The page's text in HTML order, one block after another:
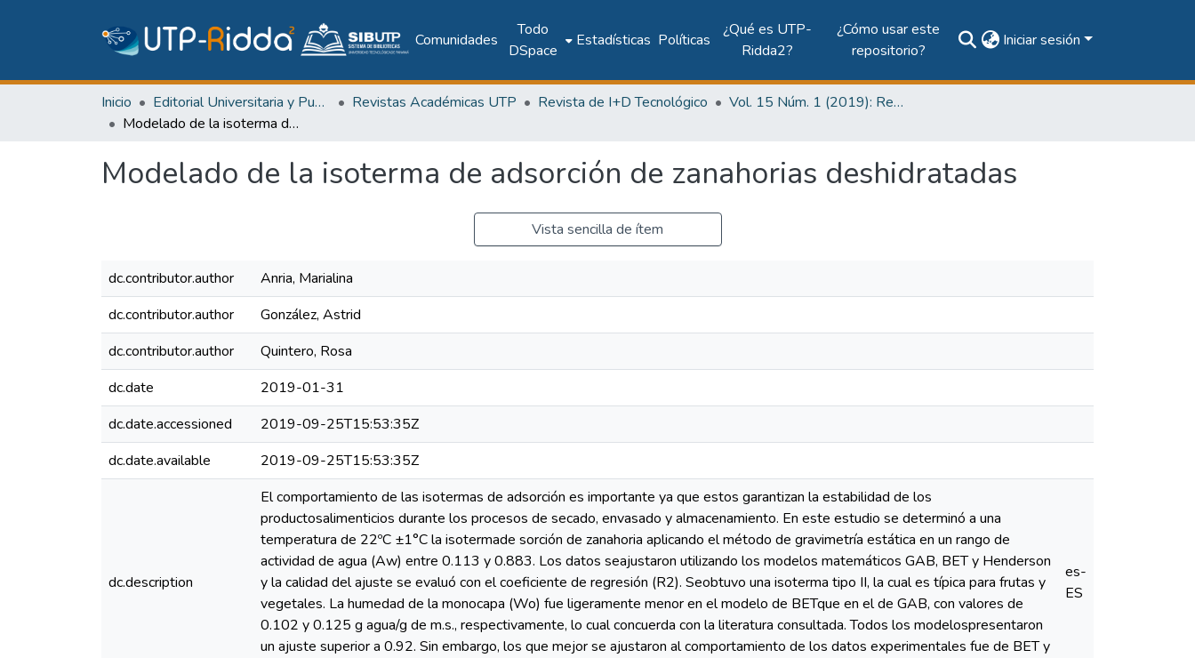
Comunidades
Todo
DSpace
Estadísticas Políticas
¿Qué es UTP-
Ridda2?
¿Cómo usar este
repositorio?
Iniciar sesión
Inicio Editorial Universitaria y Publicaciones Seriadas Revistas Académicas UTP Revista de I+D Tecnológico
Vol. 15 Núm. 1 (2019): Revista de I+D Tecnológico
Modelado de la isoterma de adsorción de zanahorias deshidratadas
Modelado de la isoterma de adsorción de zanahorias deshidratadas
Vista sencilla de ítem
dc.contributor.author
Anria, Marialina
dc.contributor.author
González, Astrid
dc.contributor.author
Quintero, Rosa
dc.date
2019-01-31
dc.date.accessioned
2019-09-25T15:53:35Z
dc.date.available
2019-09-25T15:53:35Z
dc.description
El comportamiento de las isotermas de adsorción es importante ya que estos garantizan la estabilidad de los
productosalimenticios durante los procesos de secado, envasado y almacenamiento. En este estudio se determinó a una
temperatura de 22ºC ±1°C la isotermade sorción de zanahoria aplicando el método de gravimetría estática en un rango de
actividad de agua (Aw) entre 0.113 y 0.883. Los datos seajustaron utilizando los modelos matemáticos GAB, BET y Henderson
y la calidad del ajuste se evaluó con el coeficiente de regresión (R2). Seobtuvo una isoterma tipo II, la cual es típica para frutas y
vegetales. La humedad de la monocapa (Wo) fue ligeramente menor en el modelo de BETque en el de GAB, con valores de
0.102 y 0.125 g agua/g de m.s., respectivamente, lo cual concuerda con la literatura consultada. Todos los modelospresentaron
un ajuste superior a 0.92. Sin embargo, los que mejor se ajustaron al comportamiento de los datos experimentales fue de BET y
es-
ES